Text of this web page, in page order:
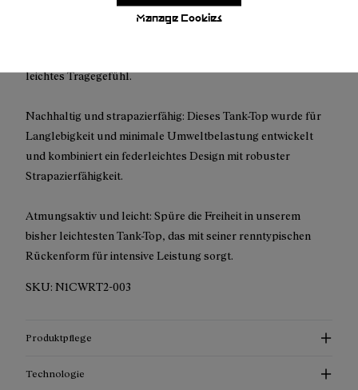
Manage Cookies
Verbessertes Material: Unser ärmelloses T-Shirt Race in
leichtes Tragegefühl.
Nachhaltig und strapazierfähig: Dieses Tank-Top wurde für
Langlebigkeit und minimale Umweltbelastung entwickelt
und kombiniert ein federleichtes Design mit robuster
Strapazierfähigkeit.
Atmungsaktiv und leicht: Spüre die Freiheit in unserem
bisher leichtesten Tank-Top, das mit seiner renntypischen
Rückenform für intensive Leistung sorgt.
SKU: N1CWRT2-003
Produktpflege
Technologie